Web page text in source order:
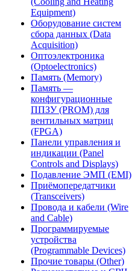
Equipment)
Оборудование систем
сбора данных (Data
Acquisition)
Оптоэлектроника
(Optoelectronics)
Память (Memory)
Память —
конфигурационные
ППЗУ (PROM) для
вентильных матриц
(FPGA)
Панели управления и
индикации (Panel
Controls and Displays)
Подавление ЭМП (EMI)
Приёмопередатчики
(Transceivers)
Провода и кабели (Wire
and Cable)
Программируемые
устройства
(Programmable Devices)
Прочие товары (Other)